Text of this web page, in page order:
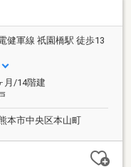
が短いから、低学年
動きゼロ〉家事動線を
ク進みます【内覧ツア
を全て弊社でまとめて
時以降、お仕事終わ
からお引渡しまで
サポートします
健軍線 祇園橋駅 徒歩13
月/14階建
本市中央区本山町